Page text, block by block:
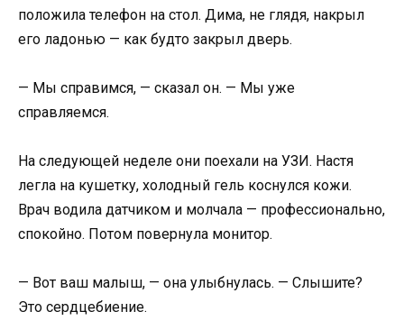
положила телефон на стол. Дима, не глядя, накрыл
его ладонью — как будто закрыл дверь.
— Мы справимся, — сказал он. — Мы уже
справляемся.
На следующей неделе они поехали на УЗИ. Настя
легла на кушетку, холодный гель коснулся кожи.
Врач водила датчиком и молчала — профессионально,
спокойно. Потом повернула монитор.
— Вот ваш малыш, — она улыбнулась. — Слышите?
Это сердцебиение.